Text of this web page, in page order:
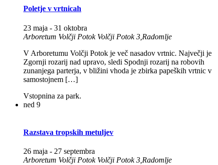
Poletje v vrtnicah
23 maja - 31 oktobra
Arboretum Volčji Potok Volčji Potok 3,Radomlje
V Arboretumu Volčji Potok je več nasadov vrtnic. Največji je
Zgornji rozarij nad upravo, sledi Spodnji rozarij na robovih
zunanjega parterja, v bližini vhoda je zbirka papeških vrtnic v
samostojnem […]
Vstopnina za park.
ned 9
Razstava tropskih metuljev
26 maja - 27 septembra
Arboretum Volčji Potok Volčji Potok 3,Radomlje